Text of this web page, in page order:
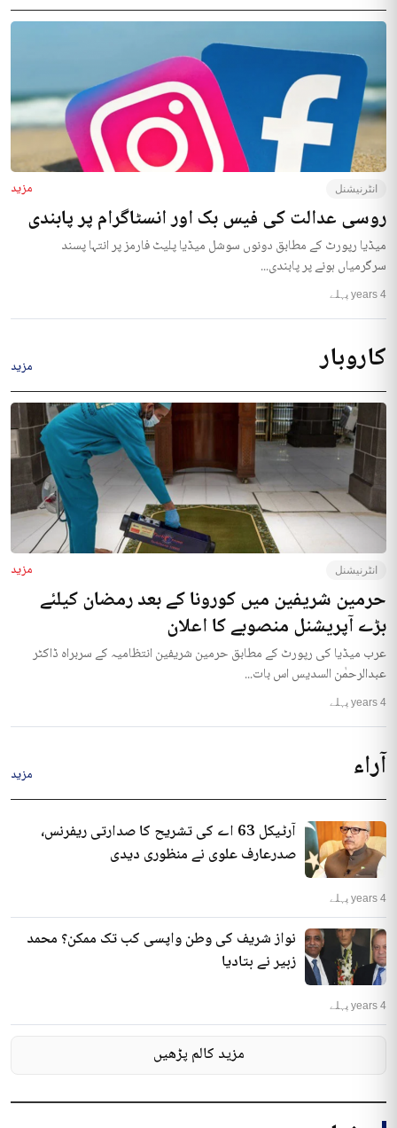
انٹرنیشنل مزید
روسی عدالت کی فیس بک اور انسٹاگرام پر پابندی
میڈیا رپورٹ کے مطابق دونوں سوشل میڈیا پلیٹ فارمز پر انتہا پسند
سرگرمیاں ہونے پر پابندی...
4 years پہلے
کاروبار مزید
انٹرنیشنل مزید
حرمین شریفین میں کورونا کے بعد رمضان کیلئے
بڑے آپریشنل منصوبے کا اعلان
عرب میڈیا کی رپورٹ کے مطابق حرمین شریفین انتظامیہ کے سربراہ ڈاکٹر
عبدالرحمٰن السدیس اس بات...
4 years پہلے
آراء مزید
آرٹیکل 63 اے کی تشریح کا صدارتی ریفرنس،
صدرعارف علوی نے منظوری دیدی
4 years پہلے
نواز شریف کی وطن واپسی کب تک ممکن؟ محمد
زبیر نے بتادیا
4 years پہلے
مزید کالم پڑھیں